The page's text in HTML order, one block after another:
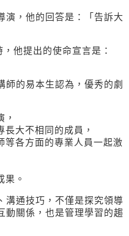
演，他的回答是：「告訴大
他提出的使命宣言是：
師的易本生認為，優秀的劇
大不相同的成員，
等各方面的專業人員一起激
果。
溝通技巧，不僅是探究領導
動關係，也是管理學習的趨